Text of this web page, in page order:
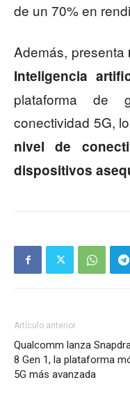
de un 70% en
Además, presenta
Inteligencia
plataforma de
conectividad 5G,
nivel de
dispositivos
Artículo anterior
Qualcomm lanza
8 Gen 1, la plataforma
5G más avanzada